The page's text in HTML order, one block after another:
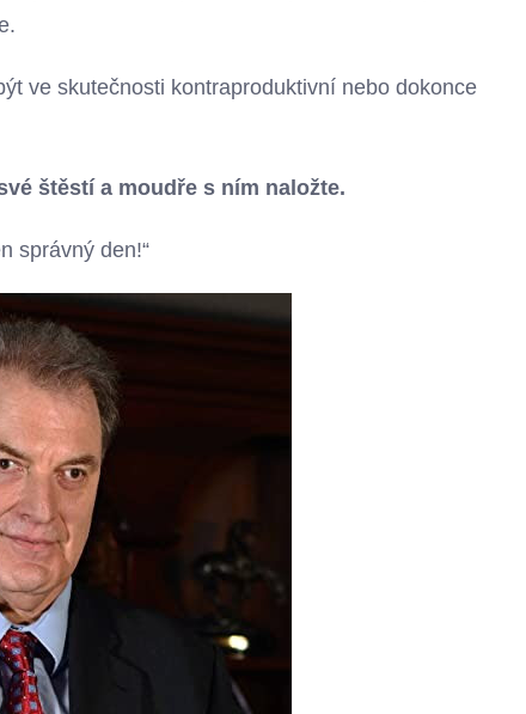
ve skutečnosti kontraproduktivní nebo dokonce
štěstí a moudře s ním naložte.
správný den!“